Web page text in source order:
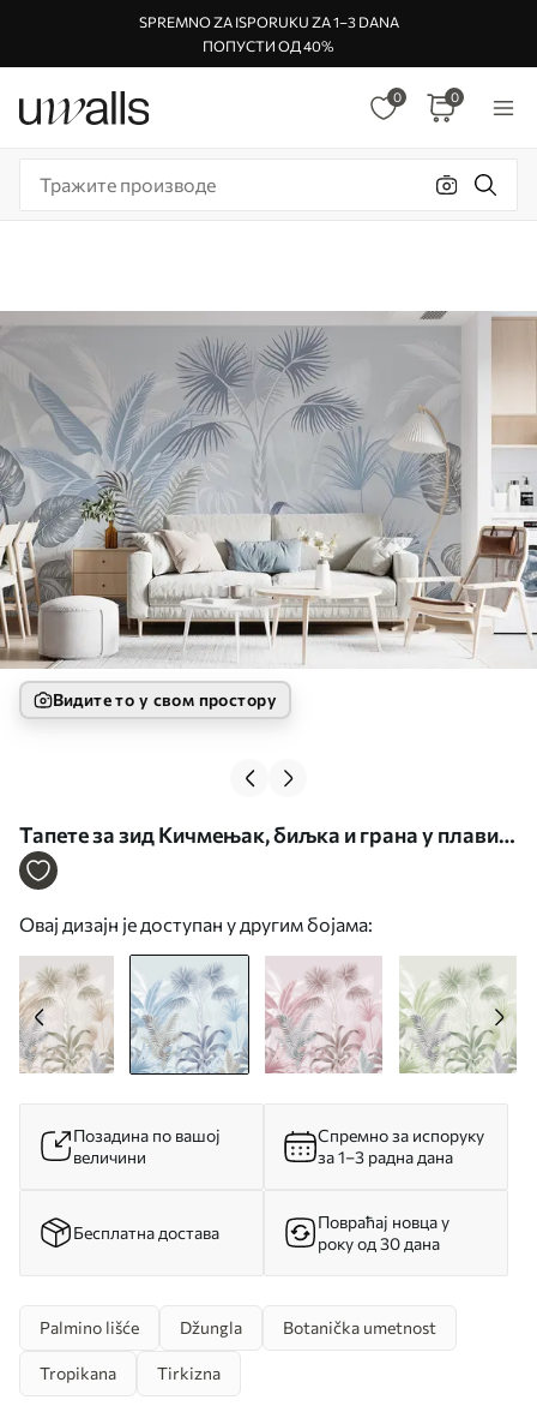
SPREMNO ZA ISPORUKU ZA 1–3 DANA
ПОПУСТИ ОД 40%
0 0
Видите то у свом простору
Тапете за зид Кичмењак, биљка и грана у плавим
бојама бр. u06685v1
Овај дизајн је доступан у другим бојама:
Позадина по вашој
величини
Спремно за испоруку
за 1–3 радна дана
Бесплатна достава
Повраћај новца у
року од 30 дана
Palmino lišće Džungla Botanička umetnost
Tropikana Tirkizna